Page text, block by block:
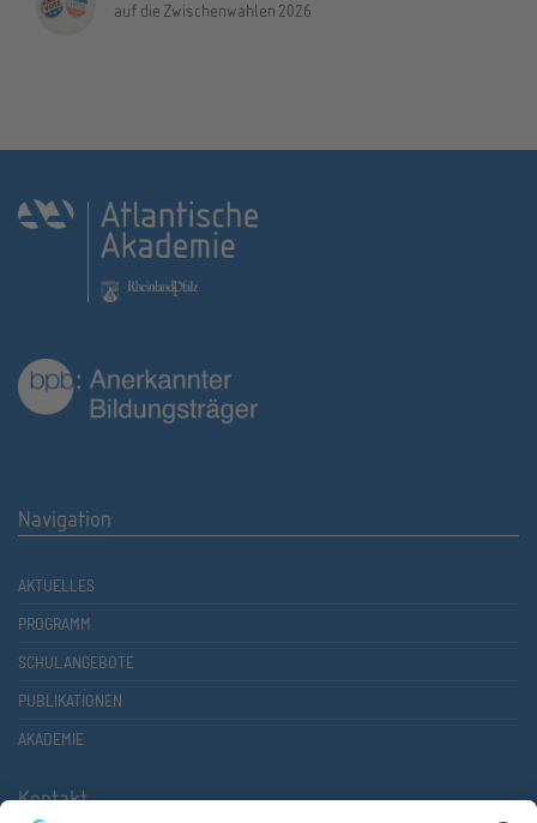
auf die Zwischenwahlen 2026
Navigation
AKTUELLES
PROGRAMM
SCHULANGEBOTE
PUBLIKATIONEN
AKADEMIE
Kontakt